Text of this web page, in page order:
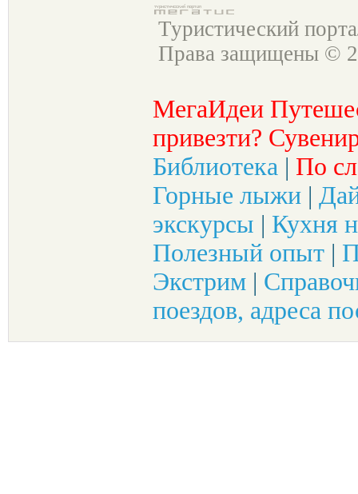
Туристический
Права защищены ©
МегаИдеи
привезти?
Библиотека | По
Горные лыжи |
экскурсы | Кухня
Полезный опыт |
Экстрим |
поездов, адреса